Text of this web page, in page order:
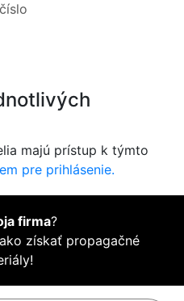
majú prístup k týmto
pre prihlásenie.
firma?
získať propagačné